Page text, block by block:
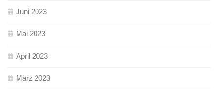
Juni 2023
Mai 2023
April 2023
März 2023